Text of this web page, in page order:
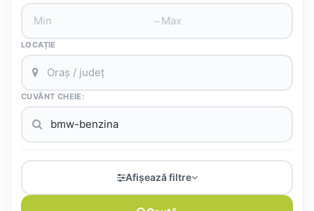
–
LOCAȚIE
CUVÂNT CHEIE:
Afișează filtre